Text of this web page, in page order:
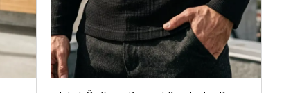
Erkek Ön Yarım Düğmeli Kendinden Desenli Sweatshirt Siyah
399,99 TL